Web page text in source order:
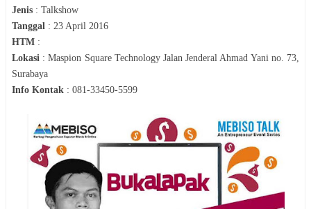
Jenis : Talkshow
Tanggal : 23 April 2016
HTM :
Lokasi :Maspion Square Technology Jalan Jenderal Ahmad Yani no. 73,
Surabaya
Info Kontak : 081-33450-5599